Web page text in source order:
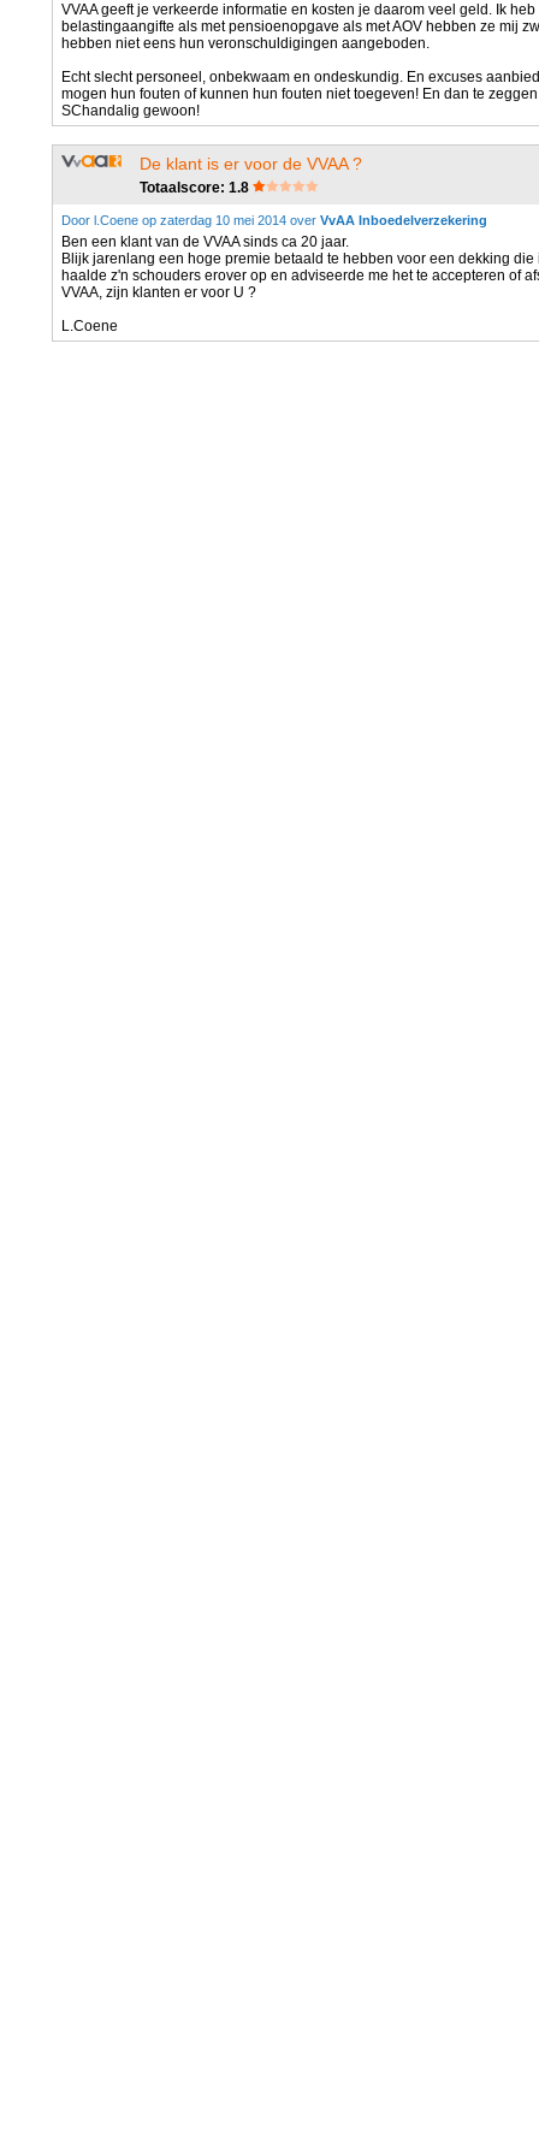
VVAA geeft je verkeerde informatie en kosten je daarom veel geld. Ik
belastingaangifte als met pensioenopgave als met AOV hebben ze mij
hebben niet eens hun veronschuldigingen aangeboden.
Echt slecht personeel, onbekwaam en ondeskundig. En excuses
mogen hun fouten of kunnen hun fouten niet toegeven! En dan te
SChandalig gewoon!
De klant is er voor de VVAA ?
Totaalscore: 1.8
Door l.Coene op zaterdag 10 mei 2014 over VvAA Inboedelverzekering
Ben een klant van de VVAA sinds ca 20 jaar.
Blijk jarenlang een hoge premie betaald te hebben voor een dekking
haalde z'n schouders erover op en adviseerde me het te accepteren of
VVAA, zijn klanten er voor U ?
L.Coene